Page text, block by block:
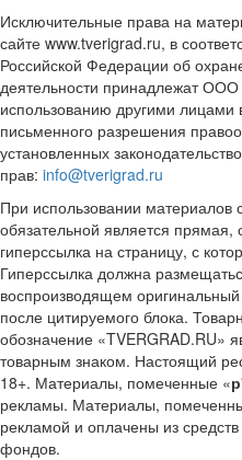
Исключительные права на
сайте www.tverigrad.ru, в
Российской Федерации об
деятельности принадлежат
использованию другими
письменного разрешения
установленных
прав: info@tverigrad.ru
При использовании материалов
обязательной является прямая,
гиперссылка на страницу, с
Гиперссылка должна
воспроизводящем
после цитируемого блока.
обозначение «TVERGRAD.RU»
товарным знаком. Настоящий
18+. Материалы, помеченные «
рекламы. Материалы,
рекламой и оплачены из
фондов.